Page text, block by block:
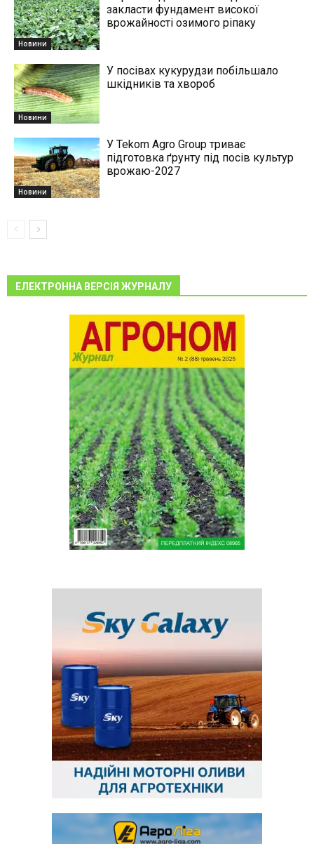
Новини
закласти фундамент високої
врожайності озимого ріпаку
Новини
У посівах кукурудзи побільшало
шкідників та хвороб
Новини
У Tekom Agro Group триває
підготовка ґрунту під посів культур
врожаю-2027
ЕЛЕКТРОННА ВЕРСІЯ ЖУРНАЛУ